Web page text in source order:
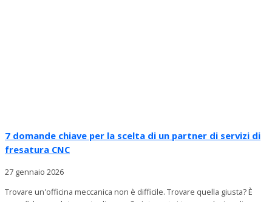
7 domande chiave per la scelta di un partner di servizi di
fresatura CNC
27 gennaio 2026
Trovare un'officina meccanica non è difficile. Trovare quella giusta? È